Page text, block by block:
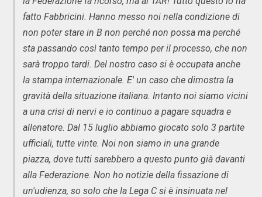
fatto Fabbricini. Hanno messo noi nella condizione di
non poter stare in B non perché non possa ma perché
sta passando così tanto tempo per il processo, che non
sarà troppo tardi. Del nostro caso si è occupata anche
la stampa internazionale. E' un caso che dimostra la
gravità della situazione italiana. Intanto noi siamo vicini
a una crisi di nervi e io continuo a pagare squadra e
allenatore. Dal 15 luglio abbiamo giocato solo 3 partite
ufficiali, tutte vinte. Noi non siamo in una grande
piazza, dove tutti sarebbero a questo punto già davanti
alla Federazione. Non ho notizie della fissazione di
un'udienza, so solo che la Lega C si è insinuata nel